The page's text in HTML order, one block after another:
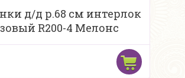
д/д р.68 см интерлок
R200-4 Мелонс